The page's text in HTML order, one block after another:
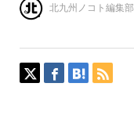
北九州ノコト編集部